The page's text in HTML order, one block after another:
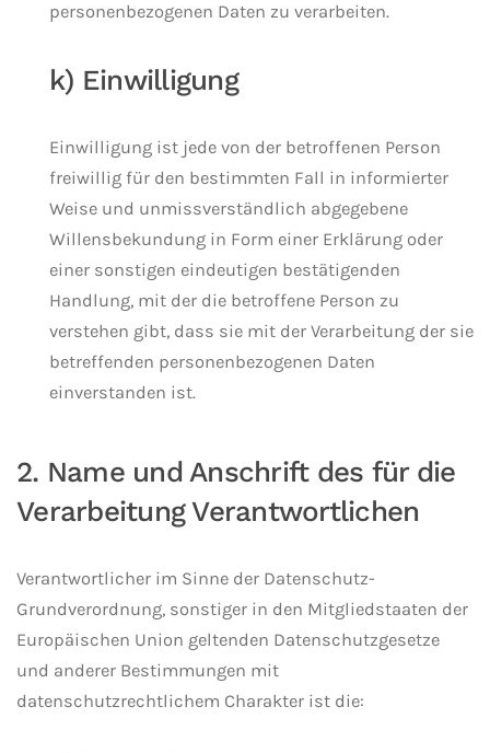
personenbezogenen Daten zu verarbeiten.
k) Einwilligung
Einwilligung ist jede von der betroffenen Person
freiwillig für den bestimmten Fall in informierter
Weise und unmissverständlich abgegebene
Willensbekundung in Form einer Erklärung oder
einer sonstigen eindeutigen bestätigenden
Handlung, mit der die betroffene Person zu
verstehen gibt, dass sie mit der Verarbeitung der sie
betreffenden personenbezogenen Daten
einverstanden ist.
2. Name und Anschrift des für die
Verarbeitung Verantwortlichen
Verantwortlicher im Sinne der Datenschutz-
Grundverordnung, sonstiger in den Mitgliedstaaten der
Europäischen Union geltenden Datenschutzgesetze
und anderer Bestimmungen mit
datenschutzrechtlichem Charakter ist die: